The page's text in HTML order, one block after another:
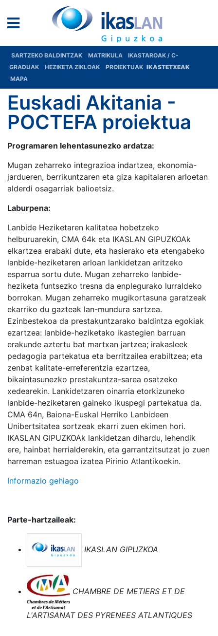
SARTZEKO BALDINTZAK MATRIKULA
IKASTAROAK / C-
GRADUAK
HEZIKETA ZIKLOAK PROIEKTUAK IKASTETXEAK
MAPA
Euskadi Akitania -
POCTEFA proiektua
Programaren lehentasunezko ardatza:
Mugan zeharreko integrazioa indartzea, ekonomia-
jardueren, berrikuntzaren eta giza kapitalaren arloetan
alderdi osagarriak balioetsiz.
Laburpena:
Lanbide Heziketaren kalitatea hobetzeko
helburuarekin, CMA 64k eta IKASLAN GIPUZKOAk
elkartzea erabaki dute, eta hasierako eta etengabeko
lanbide-heziketaren arloan lankidetzan aritzeko
esparrua sortu dute. Mugan zeharreko lanbide-
heziketa funtsezko tresna da enplegurako lurraldeko
borrokan. Mugan zeharreko mugikortasuna garatzeak
ekarriko du gazteak lan-mundura sartzea.
Ezinbestekoa da prestakuntzarako baldintza egokiak
ezartzea: lanbide-heziketako ikastegien barruan
erakunde aztertu bat martxan jartzea; irakasleek
pedagogia partekatua eta berritzailea erabiltzea; eta
zenbat kalitate-erreferentzia ezartzea,
bikaintasunezko prestakuntza-sarea osatzeko
xedearekin. Lankidetzaren oinarria etorkizuneko
lanbide-heziketaren gaineko ikuspegi partekatua da.
CMA 64n, Baiona-Euskal Herriko Lanbideen
Unibertsitatea sortzeak ekarri zuen ekimen hori.
IKASLAN GIPUZKOAk lankidetzan dihardu, lehendik
ere, hainbat herrialderekin, eta garrantzitsutzat jo zuen
harreman estuagoa izatea Pirinio Atlantikoekin.
Informazio gehiago
Parte-hartzaileak:
IKASLAN GIPUZKOA
CHAMBRE DE METIERS ET DE
L'ARTISANAT DES PYRENEES ATLANTIQUES